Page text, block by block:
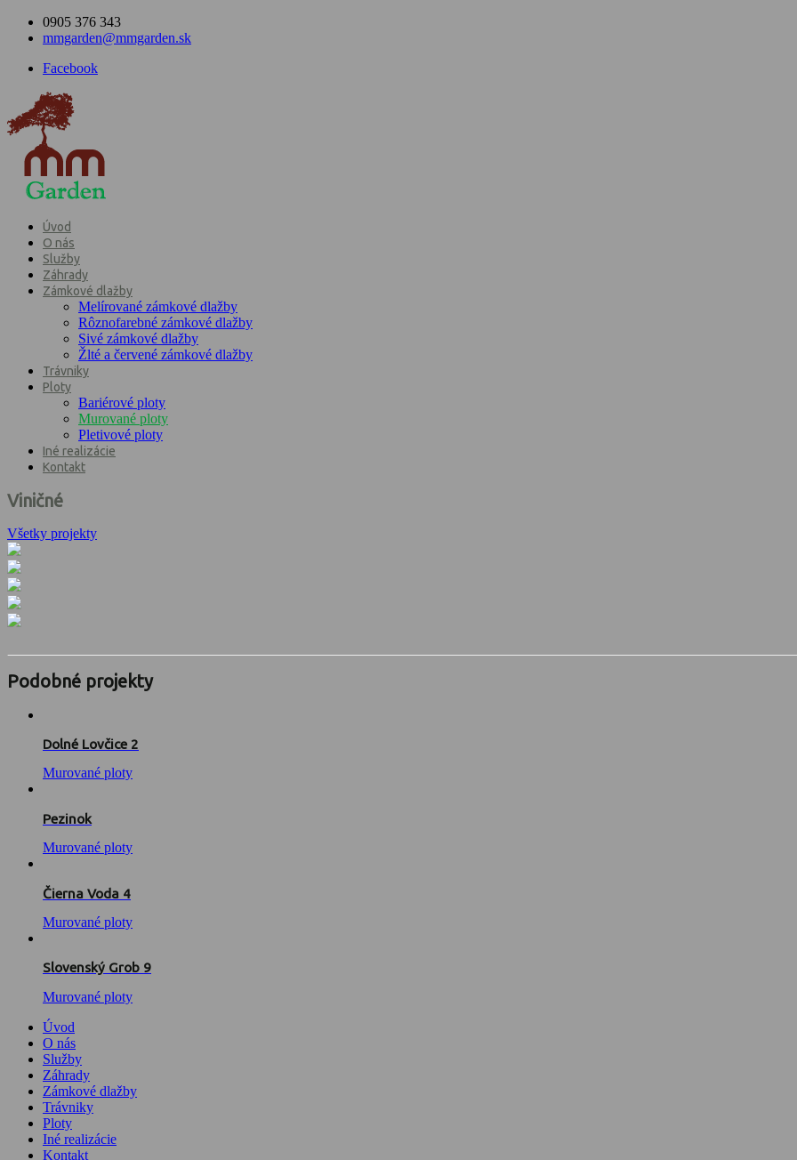
0905 376 343
mmgarden@mmgarden.sk
Facebook
Úvod
O nás
Služby
Záhrady
Zámkové dlažby
Melírované zámkové dlažby
Rôznofarebné zámkové dlažby
Sivé zámkové dlažby
Žlté a červené zámkové dlažby
Trávniky
Ploty
Bariérové ploty
Murované ploty
Pletivové ploty
Iné realizácie
Kontakt
Viničné
Všetky projekty
Podobné projekty
Dolné Lovčice 2
Murované ploty
Pezinok
Murované ploty
Čierna Voda 4
Murované ploty
Slovenský Grob 9
Murované ploty
Úvod
O nás
Služby
Záhrady
Zámkové dlažby
Trávniky
Ploty
Iné realizácie
Kontakt